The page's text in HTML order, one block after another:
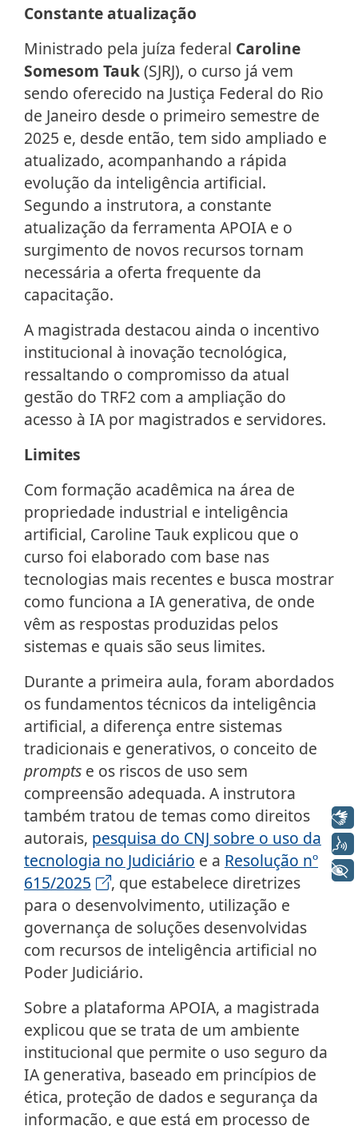
Constante atualização
Ministrado pela juíza federal Caroline
Somesom Tauk(SJRJ), o curso já vem
sendo oferecido na Justiça Federal do Rio
de Janeiro desde o primeiro semestre de
2025 e, desde então, tem sido ampliado e
atualizado, acompanhando a rápida
evolução da inteligência artificial.
Segundo a instrutora, a constante
atualização da ferramenta APOIA e o
surgimento de novos recursos tornam
necessária a oferta frequente da
capacitação.
A magistrada destacou ainda o incentivo
institucional à inovação tecnológica,
ressaltando o compromisso da atual
gestão do TRF2 com a ampliação do
acesso à IA por magistrados e servidores.
Limites
Com formação acadêmica na área de
propriedade industrial e inteligência
artificial, Caroline Tauk explicou que o
curso foi elaborado com base nas
tecnologias mais recentes e busca mostrar
como funciona a IA generativa, de onde
vêm as respostas produzidas pelos
sistemas e quais são seus limites.
Durante a primeira aula, foram abordados
os fundamentos técnicos da inteligência
artificial, a diferença entre sistemas
tradicionais e generativos, o conceito de
prompts e os riscos de uso sem
compreensão adequada. A instrutora
também tratou de temas como direitos
autorais, pesquisa do CNJ sobre o uso da
tecnologia no Judiciário e a Resolução nº
615/2025
, que estabelece diretrizes
para o desenvolvimento, utilização e
governança de soluções desenvolvidas
com recursos de inteligência artificial no
Poder Judiciário.
Sobre a plataforma APOIA, a magistrada
explicou que se trata de um ambiente
institucional que permite o uso seguro da
IA generativa, baseado em princípios de
ética, proteção de dados e segurança da
informação, e que está em processo de
Libras
Voz
+ Acessibilidade